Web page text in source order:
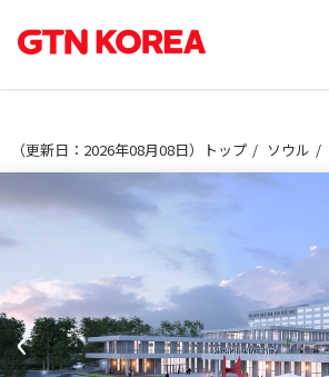
（更新日：2026年08月08日） トップ ソウル
‹